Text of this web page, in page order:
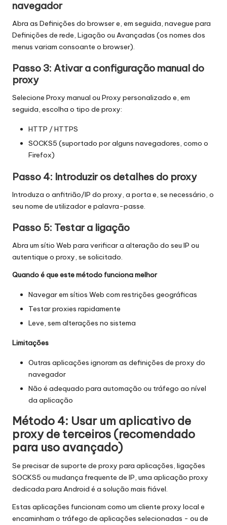
navegador
Abra as Definições do browser e, em seguida, navegue para
Definições de rede, Ligação ou Avançadas (os nomes dos
menus variam consoante o browser).
Passo 3: Ativar a configuração manual do
proxy
Selecione Proxy manual ou Proxy personalizado e, em
seguida, escolha o tipo de proxy:
HTTP / HTTPS
SOCKS5 (suportado por alguns navegadores, como o
Firefox)
Passo 4: Introduzir os detalhes do proxy
Introduza o anfitrião/IP do proxy, a porta e, se necessário, o
seu nome de utilizador e palavra-passe.
Passo 5: Testar a ligação
Abra um sítio Web para verificar a alteração do seu IP ou
autentique o proxy, se solicitado.
Quando é que este método funciona melhor
Navegar em sítios Web com restrições geográficas
Testar proxies rapidamente
Leve, sem alterações no sistema
Limitações
Outras aplicações ignoram as definições de proxy do
navegador
Não é adequado para automação ou tráfego ao nível
da aplicação
Método 4: Usar um aplicativo de
proxy de terceiros (recomendado
para uso avançado)
Se precisar de suporte de proxy para aplicações, ligações
SOCKS5 ou mudança frequente de IP, uma aplicação proxy
dedicada para Android é a solução mais fiável.
Estas aplicações funcionam como um cliente proxy local e
encaminham o tráfego de aplicações selecionadas - ou de